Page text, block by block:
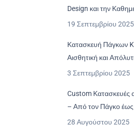
Design και την
19 Σεπτεμβρίου 2025
Κατασκευή Πάγκων
Αισθητική και
3 Σεπτεμβρίου 2025
Custom Κατασκευές
– Από τον Πάγκο
28 Αυγούστου 2025